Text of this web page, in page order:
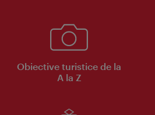
Obiective turistice de la
A la Z